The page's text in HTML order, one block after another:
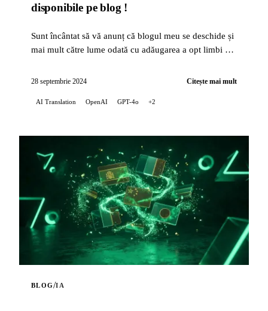
disponibile pe blog !
Sunt încântat să vă anunț că blogul meu se deschide și
mai mult către lume odată cu adăugarea a opt limbi noi
28 septembrie 2024 Citește mai mult
AI Translation OpenAI GPT-4o +2
BLOG/IA